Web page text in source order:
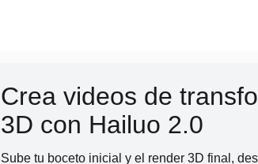
Crea videos de
3D con Hailuo 2.0
Sube tu boceto inicial y el render 3D final,